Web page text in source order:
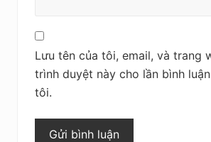
Lưu tên của tôi, email, và trang
trình duyệt này cho lần bình
tôi.